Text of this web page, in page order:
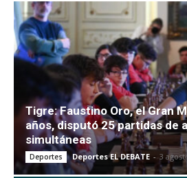
Tigre: Faustino Oro, el Gran
años, disputó 25 partidas de
simultáneas
Deportes Deportes EL DEBATE - 3